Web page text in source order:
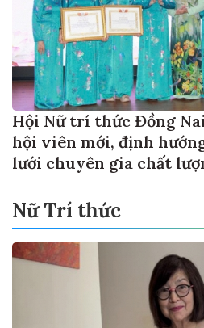
Hội Nữ trí thức Đồng
hội viên mới, định
lưới chuyên gia chất
Nữ Trí thức